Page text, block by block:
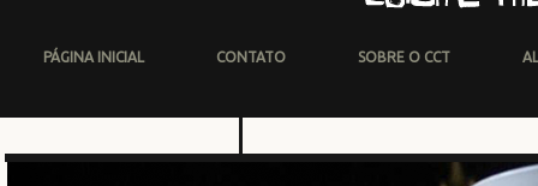
PÁGINA INICIAL CONTATO SOBRE O CCT